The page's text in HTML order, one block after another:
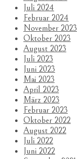
Juli 2024
Februar 2024
November 2023
Oktober 2023
August 2023
Juli 2023
Juni 2023
Mai 2023
April 2023
März 2023
Februar 2023
Oktober 2022
August 2022
Juli 2022
Juni 2022